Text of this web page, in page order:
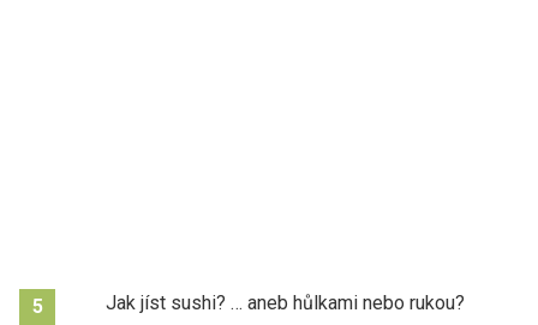
5 Jak jíst sushi? … aneb hůlkami nebo rukou?